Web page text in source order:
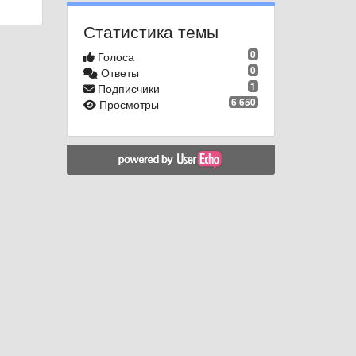
Статистика темы
0
Голоса
0
Ответы
1
Подписчики
6 650
Просмотры